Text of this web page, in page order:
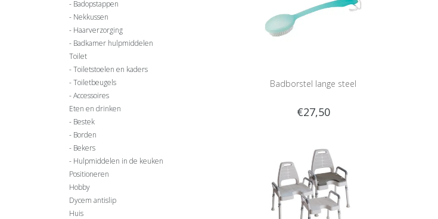
Badopstappen
Nekkussen
Haarverzorging
Badkamer hulpmiddelen
Toilet
Toiletstoelen en kaders
Toiletbeugels
Accessoires
Eten en drinken
Bestek
Borden
Bekers
Hulpmiddelen in de keuken
Positioneren
Hobby
Dycem antislip
Huis
Badborstel lange steel
€27,50